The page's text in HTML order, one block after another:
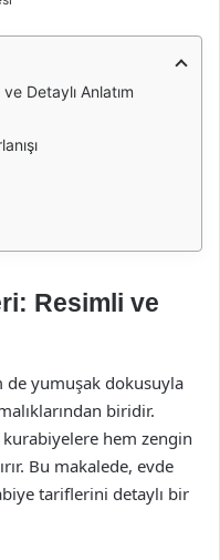
Detaylı Anlatım
Resimli ve
de yumuşak dokusuyla
biridir.
hem zengin
Bu makalede, evde
tariflerini detaylı bir